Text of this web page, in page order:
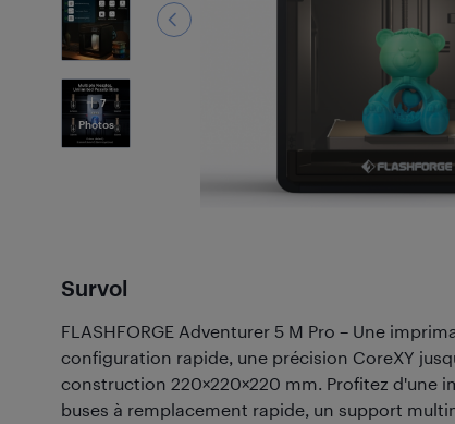
7
Photos
Survol
FLASHFORGE Adventurer 5 M Pro​ – Une
configuration rapide, une précision CoreXY
construction 220×220×220 mm. Profitez d'une
buses à remplacement rapide, un support